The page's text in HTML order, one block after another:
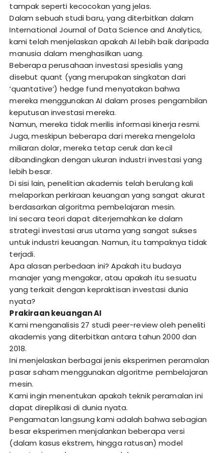
tampak seperti kecocokan yang jelas.
Dalam sebuah studi baru, yang diterbitkan dalam
International Journal of Data Science and Analytics,
kami telah menjelaskan apakah AI lebih baik daripada
manusia dalam menghasilkan uang.
Beberapa perusahaan investasi spesialis yang
disebut quant (yang merupakan singkatan dari
‘quantative’) hedge fund menyatakan bahwa
mereka menggunakan AI dalam proses pengambilan
keputusan investasi mereka.
Namun, mereka tidak merilis informasi kinerja resmi.
Juga, meskipun beberapa dari mereka mengelola
miliaran dolar, mereka tetap ceruk dan kecil
dibandingkan dengan ukuran industri investasi yang
lebih besar.
Di sisi lain, penelitian akademis telah berulang kali
melaporkan perkiraan keuangan yang sangat akurat
berdasarkan algoritma pembelajaran mesin.
Ini secara teori dapat diterjemahkan ke dalam
strategi investasi arus utama yang sangat sukses
untuk industri keuangan. Namun, itu tampaknya tidak
terjadi.
Apa alasan perbedaan ini? Apakah itu budaya
manajer yang mengakar, atau apakah itu sesuatu
yang terkait dengan kepraktisan investasi dunia
nyata?
Prakiraan keuangan AI
Kami menganalisis 27 studi peer-review oleh peneliti
akademis yang diterbitkan antara tahun 2000 dan
2018.
Ini menjelaskan berbagai jenis eksperimen peramalan
pasar saham menggunakan algoritme pembelajaran
mesin.
Kami ingin menentukan apakah teknik peramalan ini
dapat direplikasi di dunia nyata.
Pengamatan langsung kami adalah bahwa sebagian
besar eksperimen menjalankan beberapa versi
(dalam kasus ekstrem, hingga ratusan) model